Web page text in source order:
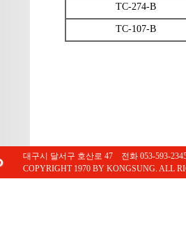
TC-274-B
TC-107-B
대구시 달서구 호산로 47 전화 053-593-
COPYRIGHT 1970 BY KONGSUNG. ALL